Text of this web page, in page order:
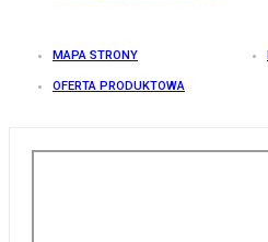
MAPA STRONY
OFERTA PRODUKTOWA